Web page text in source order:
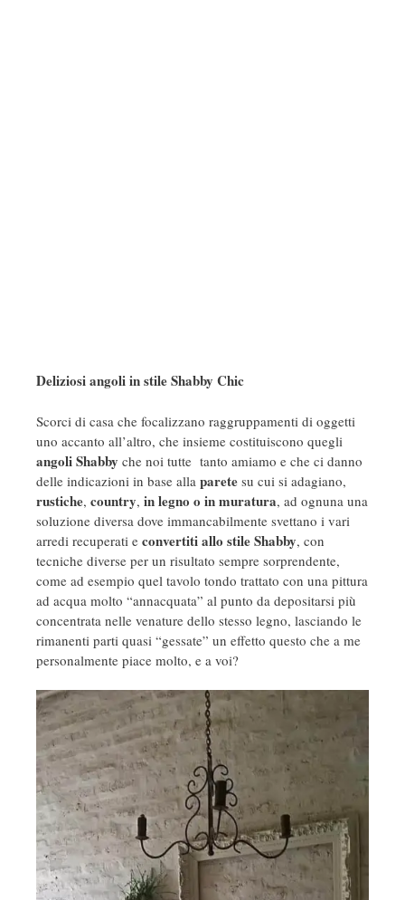
Deliziosi angoli in stile Shabby Chic
Scorci di casa che focalizzano raggruppamenti di oggetti
uno accanto all’altro, che insieme costituiscono quegli
angoli Shabby che noi tutte tanto amiamo e che ci danno
delle indicazioni in base alla parete su cui si adagiano,
rustiche, country, in legno o in muratura, ad ognuna una
soluzione diversa dove immancabilmente svettano i vari
arredi recuperati e convertiti allo stile Shabby, con
tecniche diverse per un risultato sempre sorprendente,
come ad esempio quel tavolo tondo trattato con una pittura
ad acqua molto “annacquata” al punto da depositarsi più
concentrata nelle venature dello stesso legno, lasciando le
rimanenti parti quasi “gessate” un effetto questo che a me
personalmente piace molto, e a voi?